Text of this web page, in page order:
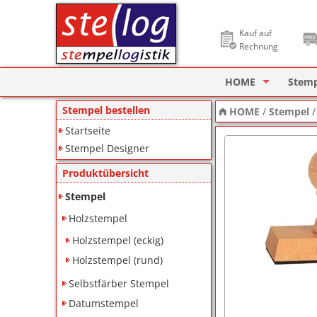
Kauf auf
Rechnung
HOME
Stempel Designer
ImageCard
Stempel bestellen
Startseite
Stempel Designer
Produktübersicht
Stempel
Holzstempel
Holzstempel (eckig)
Holzstempel (rund)
Selbstfärber Stempel
Datumstempel
HOME /Stempel /